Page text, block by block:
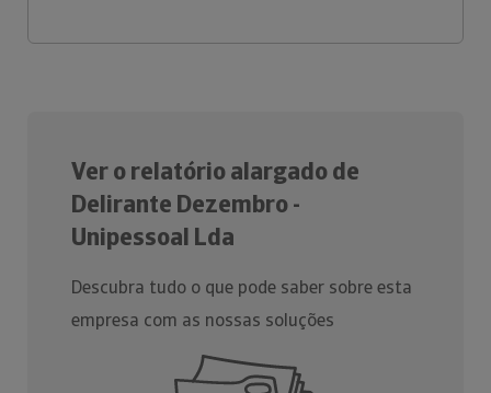
Ver o relatório alargado de
Delirante Dezembro -
Unipessoal Lda
Descubra tudo o que pode saber sobre esta
empresa com as nossas soluções